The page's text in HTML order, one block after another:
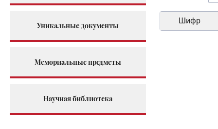
Уникальные документы
Мемориальные предметы
Научная библиотека
Шифр